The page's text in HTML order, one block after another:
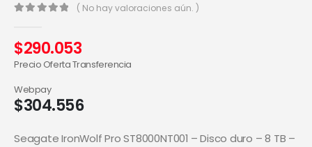
( No hay valoraciones aún. )
$290.053
Precio Oferta Transferencia
$304.556
Webpay
Seagate IronWolf Pro ST8000NT001 – Disco duro – 8 TB –